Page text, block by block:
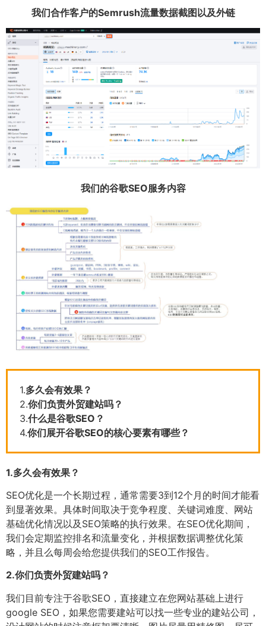
我们合作客户的Semrush流量数据截图以及外链
我们的谷歌SEO服务内容
1.多久会有效果？
2.你们负责外贸建站吗？
3.什么是谷歌SEO？
4.你们展开谷歌SEO的核心要素有哪些？
1.多久会有效果？
SEO优化是一个长期过程，通常需要3到12个月的时间才能看
到显著效果。具体时间取决于竞争程度、关键词难度、网站
基础优化情况以及SEO策略的执行效果。在SEO优化期间，
我们会定期监控排名和流量变化，并根据数据调整优化策
略，并且么每周会给您提供我们的SEO工作报告。
2.你们负责外贸建站吗？
我们目前专注于谷歌SEO，直接建立在您网站基础上进行
google SEO，如果您需要建站可以找一些专业的建站公司，